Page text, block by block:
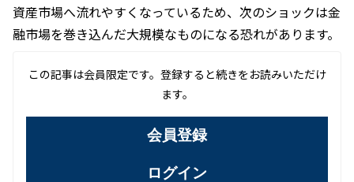
資産市場へ流れやすくなっているため、次のショックは金
融市場を巻き込んだ大規模なものになる恐れがあります。
この記事は会員限定です。登録すると続きをお読みいただけ
ます。
会員登録
ログイン